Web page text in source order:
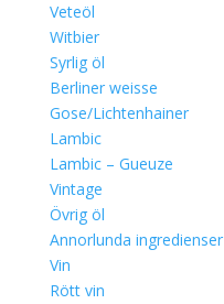
Veteöl
Witbier
Syrlig öl
Berliner weisse
Gose/Lichtenhainer
Lambic
Lambic – Gueuze
Vintage
Övrig öl
Annorlunda ingredienser
Vin
Rött vin